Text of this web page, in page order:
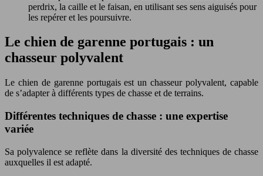
perdrix, la caille et le faisan, en utilisant ses sens aiguisés pour
les repérer et les poursuivre.
Le chien de garenne portugais : un
chasseur polyvalent
Le chien de garenne portugais est un chasseur polyvalent, capable
de s’adapter à différents types de chasse et de terrains.
Différentes techniques de chasse : une expertise
variée
Sa polyvalence se reflète dans la diversité des techniques de chasse
auxquelles il est adapté.